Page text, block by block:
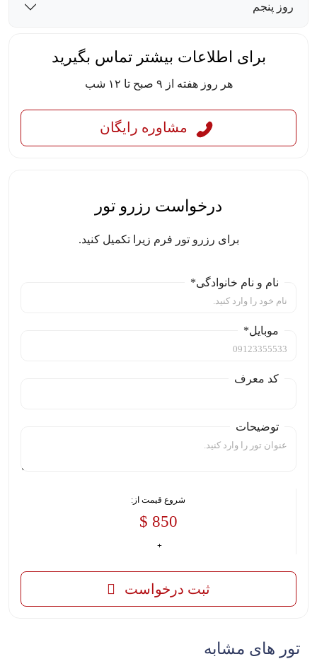
روز پنجم
برای اطلاعات بیشتر تماس بگیرید
هر روز هفته از ۹ صبح تا ۱۲ شب
مشاوره رایگان
درخواست رزرو تور
برای رزرو تور فرم زیرا تکمیل کنید.
نام و نام خانوادگی*
موبایل*
کد معرف
توضیحات
شروع قیمت از:
850 $
ثبت درخواست
تور های مشابه